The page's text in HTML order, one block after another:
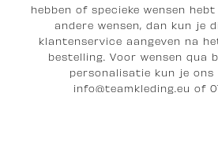
hebben of specieke wensen
andere wensen, dan kun je
klantenservice aangeven na
bestelling. Voor wensen qua
personalisatie kun je ons
i nfo@teamkleding.eu of